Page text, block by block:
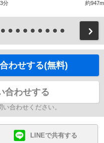
分 約
わせする(無料)
合わせする
合わせください。
LINEで共有する